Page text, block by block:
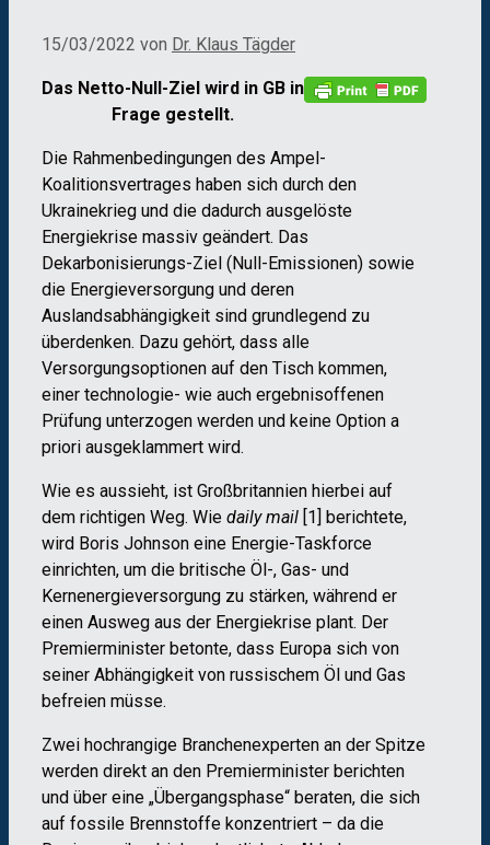
15/03/2022 von Dr. Klaus Tägder
Das Netto-Null-Ziel wird in GB in
Frage gestellt.
Die Rahmenbedingungen des Ampel-
Koalitionsvertrages haben sich durch den
Ukrainekrieg und die dadurch ausgelöste
Energiekrise massiv geändert. Das
Dekarbonisierungs-Ziel (Null-Emissionen) sowie
die Energieversorgung und deren
Auslandsabhängigkeit sind grundlegend zu
überdenken. Dazu gehört, dass alle
Versorgungsoptionen auf den Tisch kommen,
einer technologie- wie auch ergebnisoffenen
Prüfung unterzogen werden und keine Option a
priori ausgeklammert wird.
Wie es aussieht, ist Großbritannien hierbei auf
dem richtigen Weg. Wie daily mail [1] berichtete,
wird Boris Johnson eine Energie-Taskforce
einrichten, um die britische Öl-, Gas- und
Kernenergieversorgung zu stärken, während er
einen Ausweg aus der Energiekrise plant. Der
Premierminister betonte, dass Europa sich von
seiner Abhängigkeit von russischem Öl und Gas
befreien müsse.
Zwei hochrangige Branchenexperten an der Spitze
werden direkt an den Premierminister berichten
und über eine „Übergangsphase“ beraten, die sich
auf fossile Brennstoffe konzentriert – da die